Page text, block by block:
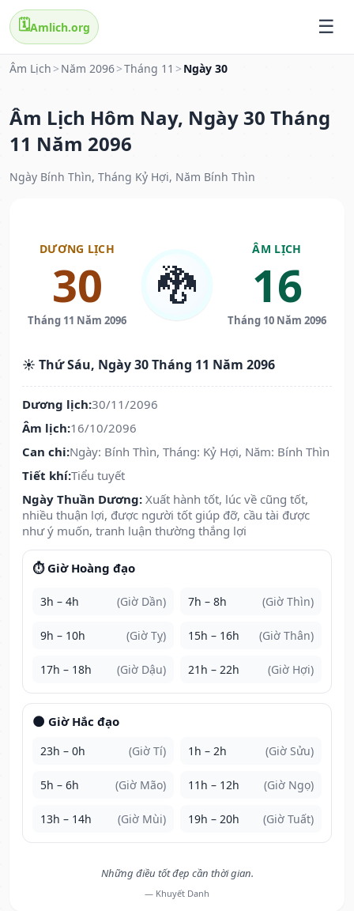
🗓️Amlich.org
Âm Lịch > Năm 2096>Tháng 11 > Ngày 30
Âm Lịch Hôm Nay, Ngày 30 Tháng
11 Năm 2096
Ngày Bính Thìn, Tháng Kỷ Hợi, Năm Bính Thìn
DƯƠNG LỊCH
30
Tháng 11 Năm 2096
🐉
ÂM LỊCH
16
Tháng 10 Năm 2096
☀️ Thứ Sáu, Ngày 30 Tháng 11 Năm 2096
Dương lịch:30/11/2096
Âm lịch:16/10/2096
Can chi:Ngày: Bính Thìn, Tháng: Kỷ Hợi, Năm: Bính Thìn
Tiết khí:Tiểu tuyết
Ngày Thuần Dương: Xuất hành tốt, lúc về cũng tốt,
nhiều thuận lợi, được người tốt giúp đỡ, cầu tài được
như ý muốn, tranh luận thường thắng lợi
⏱️ Giờ Hoàng đạo
3h – 4h (Giờ Dần) 7h – 8h (Giờ Thìn)
9h – 10h (Giờ Tỵ) 15h – 16h (Giờ Thân)
17h – 18h (Giờ Dậu) 21h – 22h (Giờ Hợi)
🌑 Giờ Hắc đạo
23h – 0h (Giờ Tí) 1h – 2h (Giờ Sửu)
5h – 6h (Giờ Mão) 11h – 12h (Giờ Ngọ)
13h – 14h (Giờ Mùi) 19h – 20h (Giờ Tuất)
Những điều tốt đẹp cần thời gian.
— Khuyết Danh